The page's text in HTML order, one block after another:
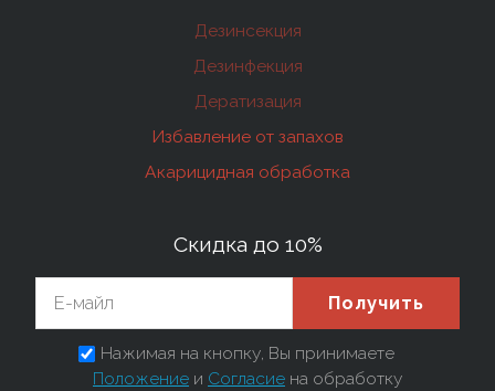
Дезинсекция
Дезинфекция
Дератизация
Избавление от запахов
Акарицидная обработка
Скидка до 10%
Получить
Нажимая на кнопку, Вы принимаете
Положение и Согласие на обработку